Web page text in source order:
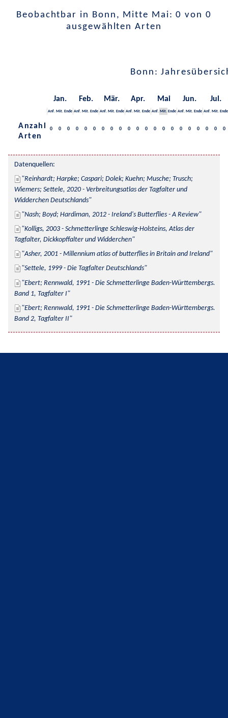
Beobachtbar in Bonn, Mitte Mai: 0 von 0
ausgewählten Arten
Bonn:
Jan. Feb. Mär. Apr. Mai Jun. Jul.
Anf. Mit. Ende Anf. Mit. Ende Anf. Mit. Ende Anf. Mit. Ende Anf. Mit. Ende Anf. Mit. Ende Anf. Mit. Ende
Anzahl
Arten
0 0 0 0 0 0 0 0 0 0 0 0 0 0 0 0 0 0 0 0 0
Datenquellen:
Reinhardt; Harpke; Caspari; Dolek; Kuehn; Musche; Trusch;
Wiemers; Settele, 2020 - Verbreitungsatlas der Tagfalter und
Widderchen Deutschlands
Nash; Boyd; Hardiman, 2012 - Ireland's Butterflies - A Review
Kolligs, 2003 - Schmetterlinge Schleswig-Holsteins, Atlas der
Tagfalter, Dickkopffalter und Widderchen
Asher, 2001 - Millennium atlas of butterflies in Britain and Ireland
Settele, 1999 - Die Tagfalter Deutschlands
Ebert; Rennwald, 1991 - Die Schmetterlinge Baden-Württembergs.
Band 1, Tagfalter I
Ebert; Rennwald, 1991 - Die Schmetterlinge Baden-Württembergs.
Band 2, Tagfalter II